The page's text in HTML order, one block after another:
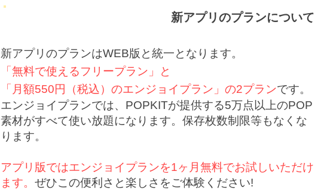
新アプリのプランについて
新アプリのプランはWEB版と統一となります。
「無料で使えるフリープラン」と
「月額550円（税込）のエンジョイプラン」の2プランです。
エンジョイプランでは、POPKITが提供する5万点以上のPOP
素材がすべて使い放題になります。保存枚数制限等もなくな
ります。
アプリ版ではエンジョイプランを1ヶ月無料でお試しいただけ
ます。 ぜひこの便利さと楽しさをご体験ください!